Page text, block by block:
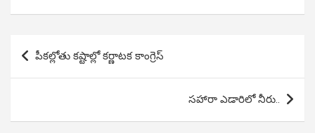
Post
navigation
పీకల్లోతు కష్టాల్లో కర్ణాటక కాంగ్రెస్
సహారా ఎడారిలో నీరు..